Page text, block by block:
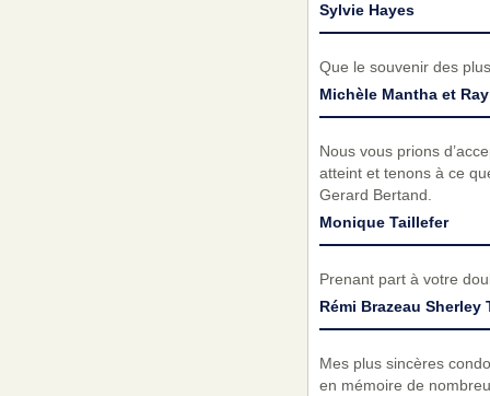
Sylvie Hayes
Que le souvenir des
Michèle Mantha et
Nous vous prions
atteint et tenons à ce
Gerard Bertand.
Monique Taillefer
Prenant part à votre
Rémi Brazeau Sherley
Mes plus sincères
en mémoire de